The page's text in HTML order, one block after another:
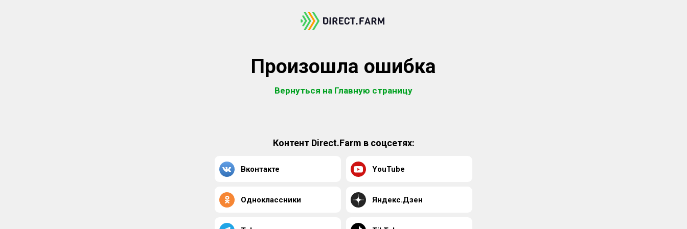
Произошла ошибка
Вернуться на Главную страницу
Контент Direct.Farm в соцсетях:
Вконтакте YouTube
Одноклассники Яндекс.Дзен